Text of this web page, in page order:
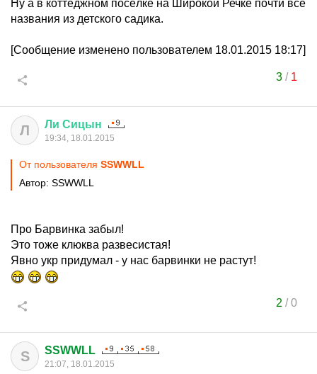
Ну а в коттеджном посёлке на Широкой Речке почти все
названия из детского садика.
[Сообщение изменено пользователем 18.01.2015 18:17]
3/ 1
Л Ли Сицын
19:34, 18.01.2015
От пользователя SSWWLL
Автор: SSWWLL
Про Барвинка забыл!
Это тоже клюква развесистая!
Явно укр придумал - у нас барвинки не растут!
2 /0
S SSWWLL
21:07, 18.01.2015